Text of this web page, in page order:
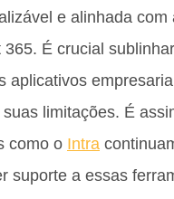
e alinhada com
365. É crucial
aplicativos
limitações. É
como o Intra
suporte a essas